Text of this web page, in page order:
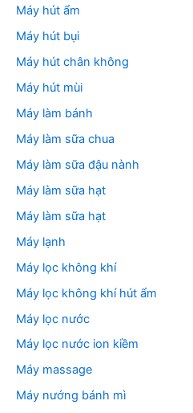
Máy hút ẩm
Máy hút bụi
Máy hút chân không
Máy hút mùi
Máy làm bánh
Máy làm sữa chua
Máy làm sữa đậu nành
Máy làm sữa hạt
Máy làm sữa hạt
Máy lạnh
Máy lọc không khí
Máy lọc không khí hút ẩm
Máy lọc nước
Máy lọc nước ion kiềm
Máy massage
Máy nướng bánh mì